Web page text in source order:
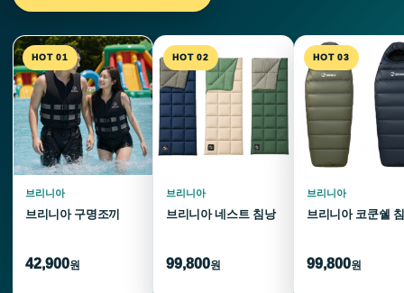
HOT 01
브리니아
브리니아 구명조끼
42,900원
HOT 02
브리니아
브리니아 네스트 침낭
99,800원
HOT 03
브리니아
브리니아 코쿤쉘
99,800원